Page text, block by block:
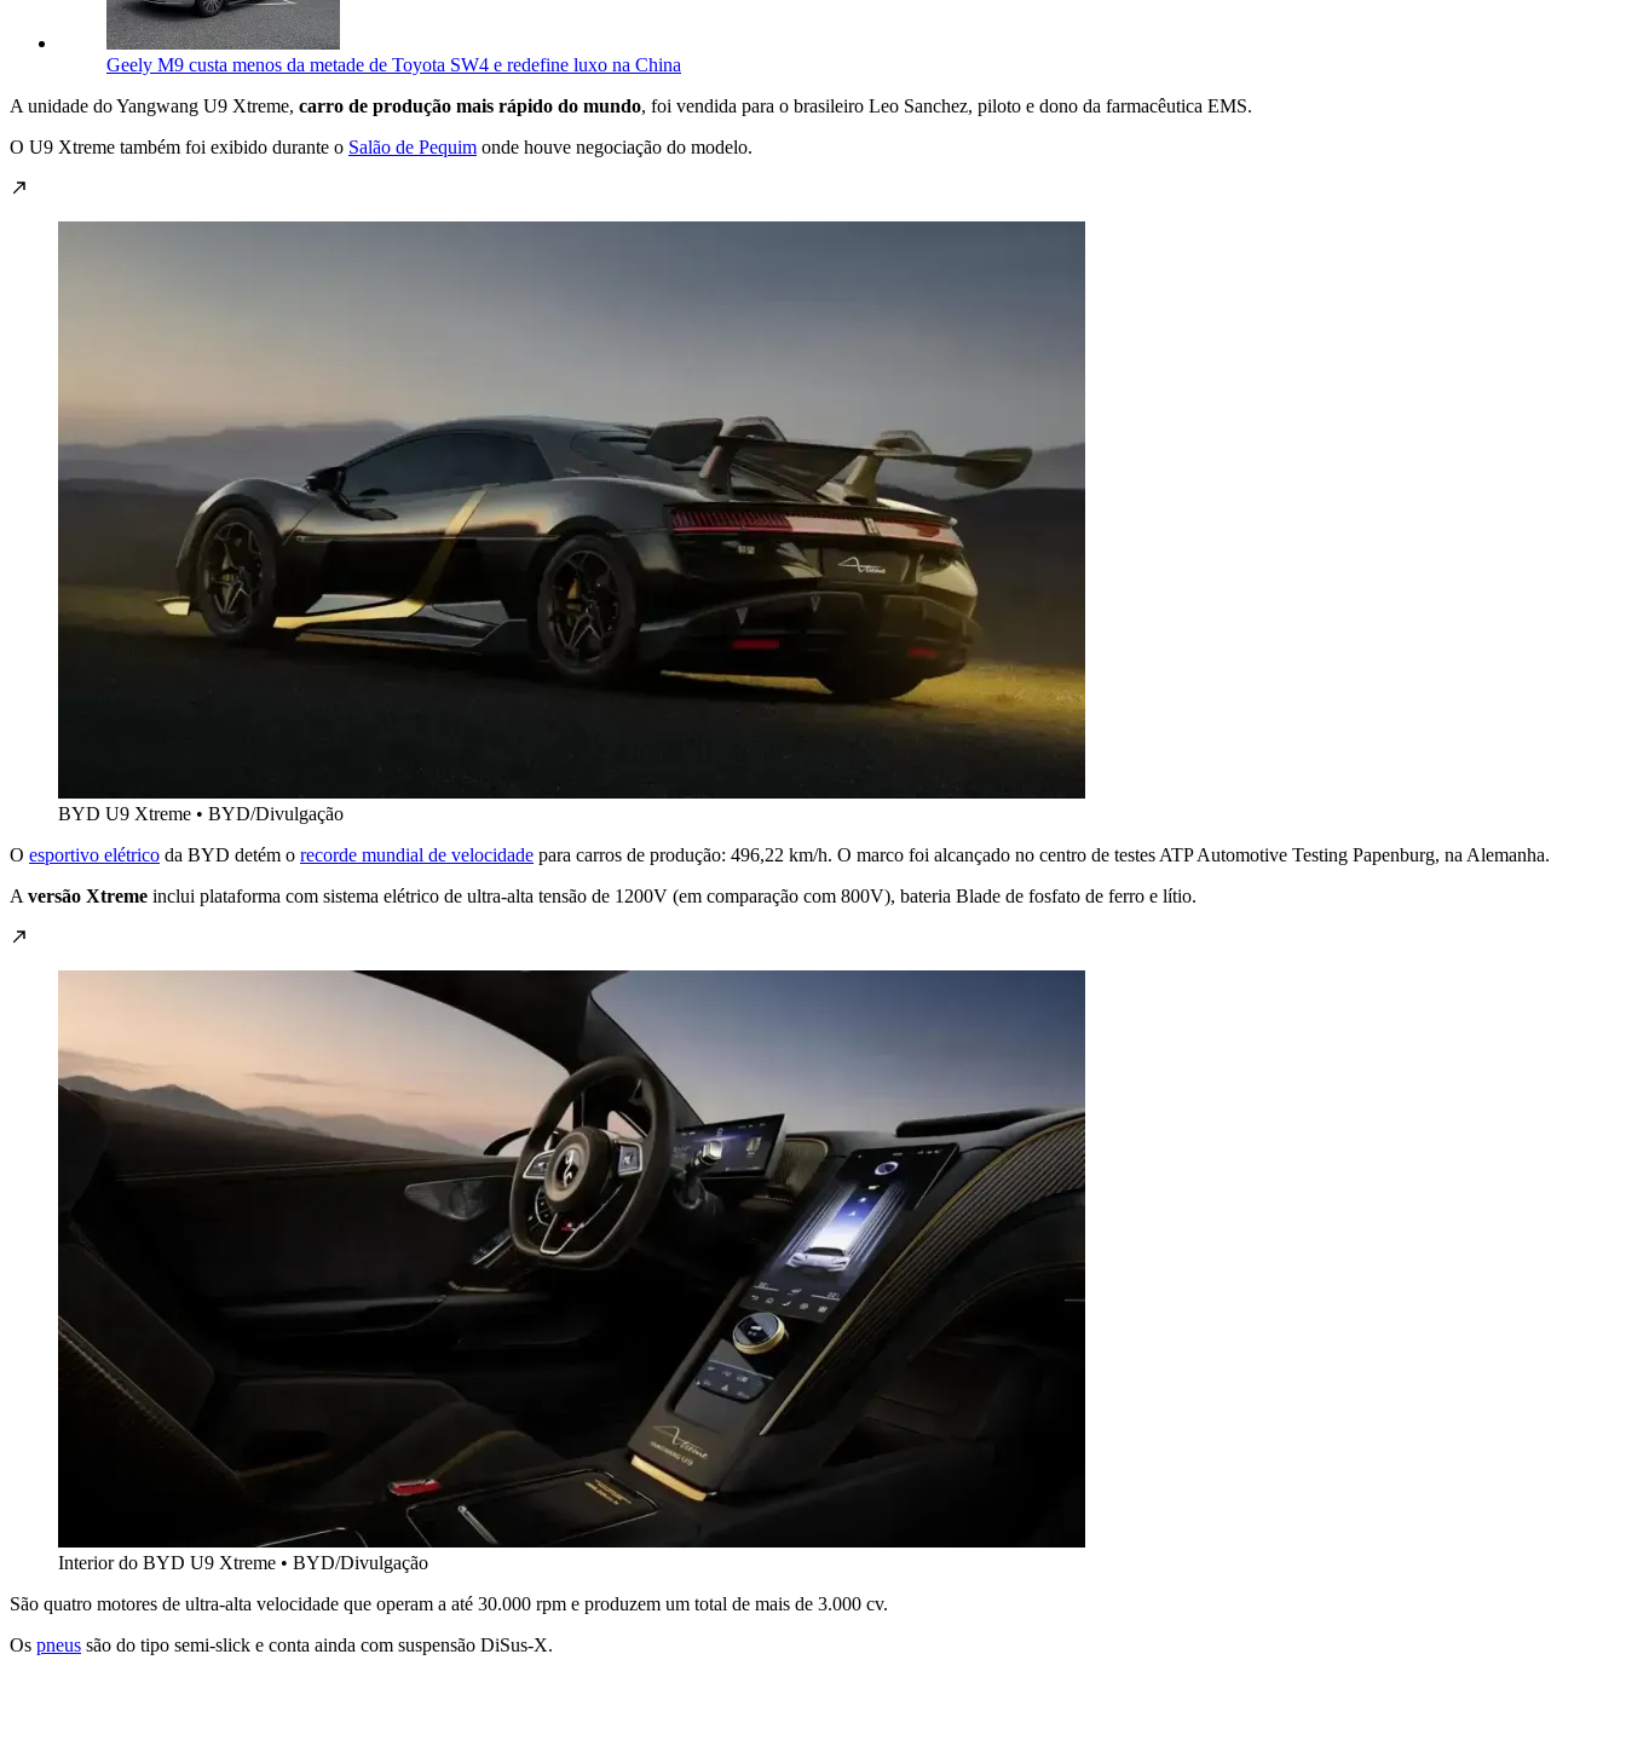
Geely M9 custa menos da metade de Toyota SW4 e redefine luxo na China
A unidade do Yangwang U9 Xtreme, carro de produção mais rápido do mundo, foi vendida para o brasileiro Leo Sanchez, piloto e dono da farmacêutica EMS.
O U9 Xtreme também foi exibido durante o Salão de Pequim onde houve negociação do modelo.
BYD U9 Xtreme • BYD/Divulgação
O esportivo elétrico da BYD detém o recorde mundial de velocidade para carros de produção: 496,22 km/h. O marco foi alcançado no centro de testes ATP Automotive Testing Papenburg, na Alemanha.
A versão Xtreme inclui plataforma com sistema elétrico de ultra-alta tensão de 1200V (em comparação com 800V), bateria Blade de fosfato de ferro e lítio.
Interior do BYD U9 Xtreme • BYD/Divulgação
São quatro motores de ultra-alta velocidade que operam a até 30.000 rpm e produzem um total de mais de 3.000 cv.
Os pneus são do tipo semi-slick e conta ainda com suspensão DiSus-X.